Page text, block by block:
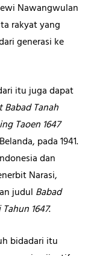
Nawangwulan
rakyat yang
generasi ke
itu juga dapat
Babad Tanah
ing Taoen 1647
pada 1941.
dan
Narasi,
judul Babad
1647.
bidadari itu